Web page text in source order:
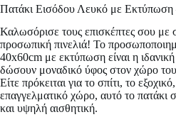
Πατάκι Εισόδου Λευκό με
Καλωσόρισε τους επισκέπτες σου με
προσωπική πινελιά! Το
40x60cm με εκτύπωση είναι η
δώσουν μοναδικό ύφος στον χώρο
Είτε πρόκειται για το σπίτι, το
επαγγελματικό χώρο, αυτό το πατάκι
και υψηλή αισθητική.